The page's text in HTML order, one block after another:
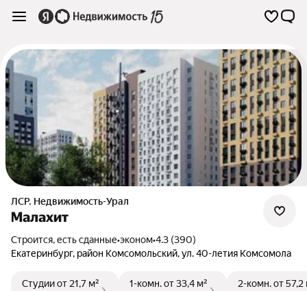
ЛСР. Недвижимость-Урал
Малахит
Строится, есть сданные•эконом•4.3 (390)
Екатеринбург, район Комсомольский,ул. 40-летия Комсомола
Студииот 21,7 м²
1-комн.от 33,4 м²
2-комн.от 57,2